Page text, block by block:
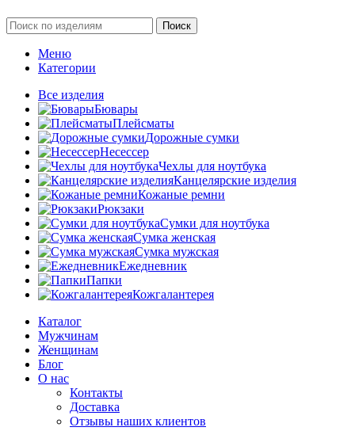
Поиск
Меню
Категории
Все изделия
Бювары
Плейсматы
Дорожные сумки
Несессер
Чехлы для ноутбука
Канцелярские изделия
Кожаные ремни
Рюкзаки
Сумки для ноутбука
Сумка женская
Сумка мужская
Ежедневник
Папки
Кожгалантерея
Каталог
Мужчинам
Женщинам
Блог
О нас
Контакты
Доставка
Отзывы наших клиентов